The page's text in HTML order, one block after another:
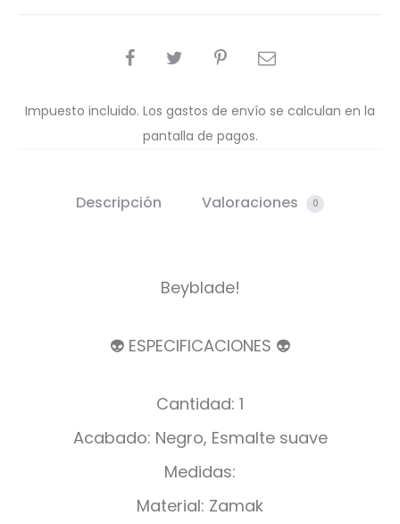
COMPARTIR
Impuesto incluido. Los gastos de envío se calculan en la
pantalla de pagos.
Descripción Valoraciones 0
Beyblade!
👽 ESPECIFICACIONES 👽
Cantidad: 1
Acabado: Negro, Esmalte suave
Medidas:
Material: Zamak